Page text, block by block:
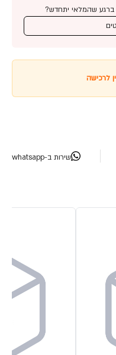
ברגע שהמלאי יתחדש?
לרכישה
שירות ב-whatsapp